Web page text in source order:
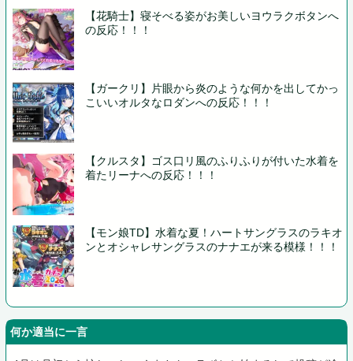
【花騎士】寝そべる姿がお美しいヨウラクボタンへ
の反応！！！
【ガークリ】片眼から炎のような何かを出してかっ
こいいオルタなロダンへの反応！！！
【クルスタ】ゴス口リ風のふりふりが付いた水着を
着たリーナへの反応！！！
【モン娘TD】水着な夏！ハートサングラスのラキオ
ンとオシャレサングラスのナナエが来る模様！！！
何か適当に一言